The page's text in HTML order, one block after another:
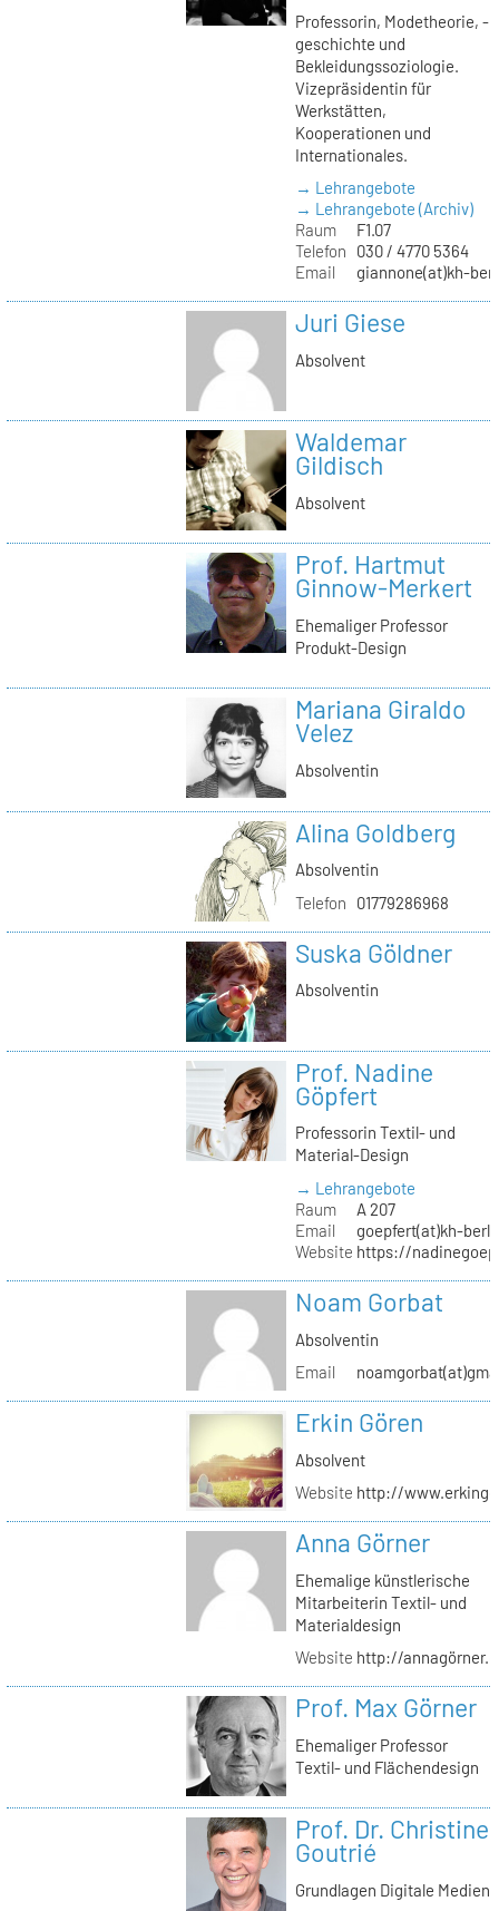
Professorin, Modetheorie, -
geschichte und
Bekleidungssoziologie.
Vizepräsidentin für
Werkstätten,
Kooperationen und
Internationales.
→ Lehrangebote
→ Lehrangebote (Archiv)
Raum
F1.07
Telefon
030 / 4770 5364
Email
giannone(at)kh-
Juri Giese
Absolvent
Waldemar
Gildisch
Absolvent
Prof. Hartmut
Ginnow-Merkert
Ehemaliger Professor
Produkt-Design
Mariana Giraldo
Velez
Absolventin
Alina Goldberg
Absolventin
Telefon
01779286968
Suska Göldner
Absolventin
Prof. Nadine
Göpfert
Professorin Textil- und
Material-Design
→ Lehrangebote
Raum
A 207
Email
goepfert(at)kh-
Website https://
Noam Gorbat
Absolventin
Email
Erkin Gören
Absolvent
Website http://
Anna Görner
Ehemalige künstlerische
Mitarbeiterin Textil- und
Materialdesign
Website http://
Prof. Max Görner
Ehemaliger Professor
Textil- und Flächendesign
Prof. Dr. Christine
Goutrié
Grundlagen Digitale Medien